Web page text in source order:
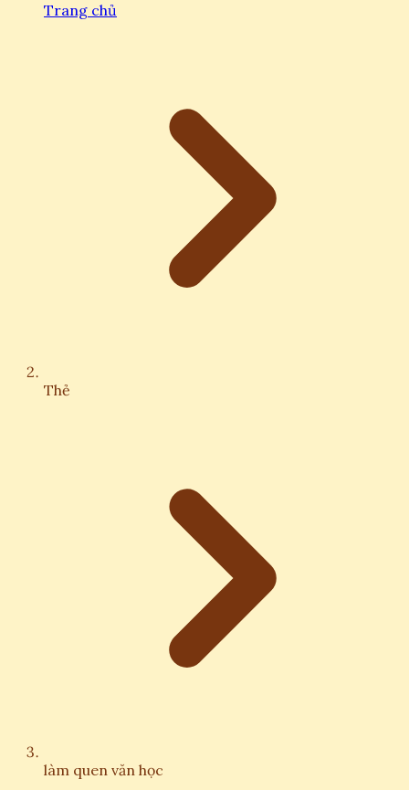
Trang chủ
Thẻ
làm quen văn học